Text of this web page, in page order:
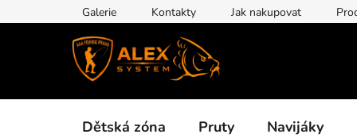
na
Galerie Kontakty Jak nakupovat
Dětská zóna Pruty Navijáky